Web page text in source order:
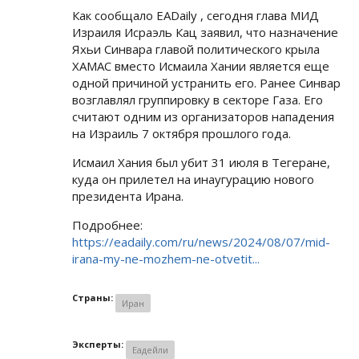
Как сообщало EADaily , сегодня глава МИД
Израиля Исраэль Кац заявил, что назначение
Яхьи Синвара главой политического крыла
ХАМАС вместо Исмаила Хании является еще
одной причиной устранить его. Ранее Синвар
возглавлял группировку в секторе Газа. Его
считают одним из организаторов нападения
на Израиль 7 октября прошлого года.
Исмаил Хания был убит 31 июля в Тегеране,
куда он прилетел на инаугурацию нового
президента Ирана.
Подробнее:
https://eadaily.com/ru/news/2024/08/07/mid-
irana-my-ne-mozhem-ne-otvetit...
Страны: Иран
Эксперты: Еадейли